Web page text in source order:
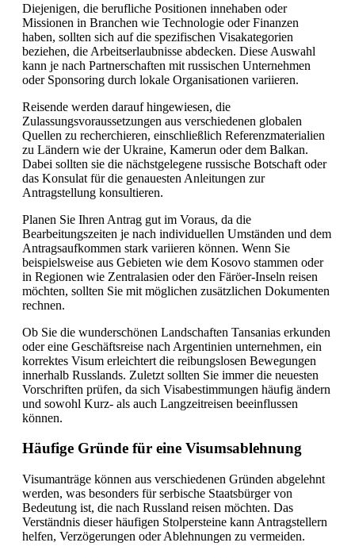
Diejenigen, die berufliche Positionen innehaben oder
Missionen in Branchen wie Technologie oder Finanzen
haben, sollten sich auf die spezifischen Visakategorien
beziehen, die Arbeitserlaubnisse abdecken. Diese Auswahl
kann je nach Partnerschaften mit russischen Unternehmen
oder Sponsoring durch lokale Organisationen variieren.
Reisende werden darauf hingewiesen, die
Zulassungsvoraussetzungen aus verschiedenen globalen
Quellen zu recherchieren, einschließlich Referenzmaterialien
zu Ländern wie der Ukraine, Kamerun oder dem Balkan.
Dabei sollten sie die nächstgelegene russische Botschaft oder
das Konsulat für die genauesten Anleitungen zur
Antragstellung konsultieren.
Planen Sie Ihren Antrag gut im Voraus, da die
Bearbeitungszeiten je nach individuellen Umständen und dem
Antragsaufkommen stark variieren können. Wenn Sie
beispielsweise aus Gebieten wie dem Kosovo stammen oder
in Regionen wie Zentralasien oder den Färöer-Inseln reisen
möchten, sollten Sie mit möglichen zusätzlichen Dokumenten
rechnen.
Ob Sie die wunderschönen Landschaften Tansanias erkunden
oder eine Geschäftsreise nach Argentinien unternehmen, ein
korrektes Visum erleichtert die reibungslosen Bewegungen
innerhalb Russlands. Zuletzt sollten Sie immer die neuesten
Vorschriften prüfen, da sich Visabestimmungen häufig ändern
und sowohl Kurz- als auch Langzeitreisen beeinflussen
können.
Häufige Gründe für eine Visumsablehnung
Visumanträge können aus verschiedenen Gründen abgelehnt
werden, was besonders für serbische Staatsbürger von
Bedeutung ist, die nach Russland reisen möchten. Das
Verständnis dieser häufigen Stolpersteine kann Antragstellern
helfen, Verzögerungen oder Ablehnungen zu vermeiden.